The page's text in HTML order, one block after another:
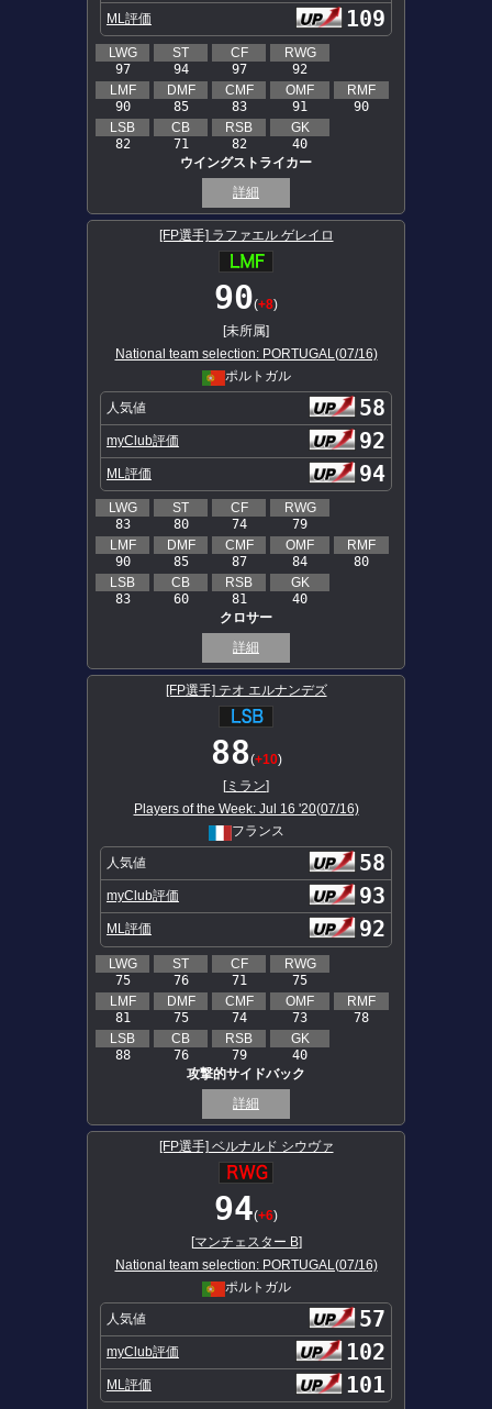
ML評価 109
LWG
97
ST
94
CF
97
RWG
92
LMF
90
DMF
85
CMF
83
OMF
91
RMF
90
LSB
82
CB
71
RSB
82
GK
40
ウイングストライカー
詳細
[FP選手] ラファエル ゲレイロ
90(+8)
[未所属]
National team selection: PORTUGAL(07/16)
ポルトガル
人気値 58
myClub評価 92
ML評価 94
LWG
83
ST
80
CF
74
RWG
79
LMF
90
DMF
85
CMF
87
OMF
84
RMF
80
LSB
83
CB
60
RSB
81
GK
40
クロサー
詳細
[FP選手] テオ エルナンデズ
88(+10)
[ミラン]
Players of the Week: Jul 16 '20(07/16)
フランス
人気値 58
myClub評価 93
ML評価 92
LWG
75
ST
76
CF
71
RWG
75
LMF
81
DMF
75
CMF
74
OMF
73
RMF
78
LSB
88
CB
76
RSB
79
GK
40
攻撃的サイドバック
詳細
[FP選手] ベルナルド シウヴァ
94(+6)
[マンチェスター B]
National team selection: PORTUGAL(07/16)
ポルトガル
人気値 57
myClub評価 102
ML評価 101